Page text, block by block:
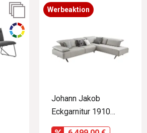
Werbeaktion
Johann Jakob
Eckgarnitur 1910
BIELLA